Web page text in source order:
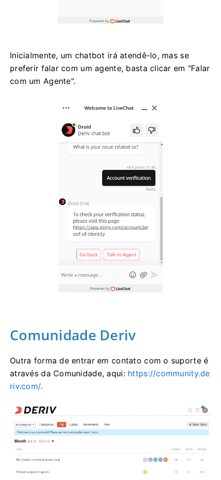
Inicialmente, um chatbot irá atendê-lo, mas se
preferir falar com um agente, basta clicar em "Falar
com um Agente".
Comunidade Deriv
Outra forma de entrar em contato com o suporte é
através da Comunidade, aqui: https://community.de
riv.com/.